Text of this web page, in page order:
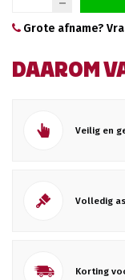
Grote afname?
DAAROM
Veilig en
Volledig
Korting